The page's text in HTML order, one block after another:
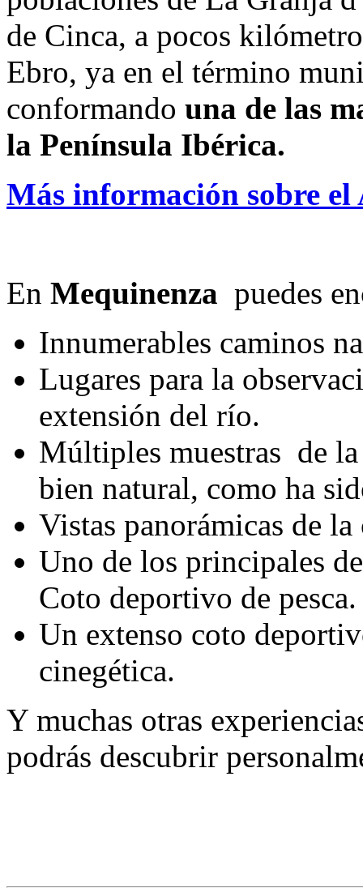
de Cinca, a pocos
Ebro, ya en el término
conformando una de las
la Península Ibérica.
Más información sobre
En Mequinenza puedes
Innumerables caminos
Lugares para la
extensión del río.
Múltiples muestras de
bien natural, como ha
Vistas panorámicas de
Uno de los principales
Coto deportivo de pesca.
Un extenso coto
cinegética.
Y muchas otras
podrás descubrir